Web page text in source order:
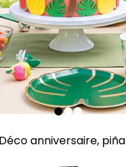
anniversaire,